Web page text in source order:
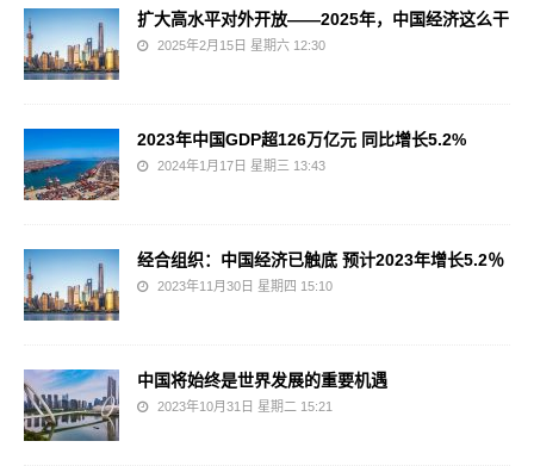
扩大高水平对外开放——2025年，中国经济这么干
2025年2月15日 星期六 12:30
2023年中国GDP超126万亿元 同比增长5.2%
2024年1月17日 星期三 13:43
经合组织：中国经济已触底 预计2023年增长5.2％
2023年11月30日 星期四 15:10
中国将始终是世界发展的重要机遇
2023年10月31日 星期二 15:21